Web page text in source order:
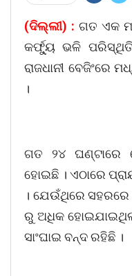
(ଦିଲ୍ଲୀ) : ଗତ ଏକ
କର୍ଫ୍ୟୁ ଭଳି ପରିସ୍ଥିତି
ରାଜଧାନୀ ବେଜିଂରେ
।
ଗତ ୨୪ ଘଣ୍ଟାରେ
ହୋଇଛି । ଏଠାରେ
। ଯେଉଁଥିରେ ସହରରେ
ରୁ ଅଧିକ
ସାଂଘାଇ ବନ୍ଦ ରହିଛି ।